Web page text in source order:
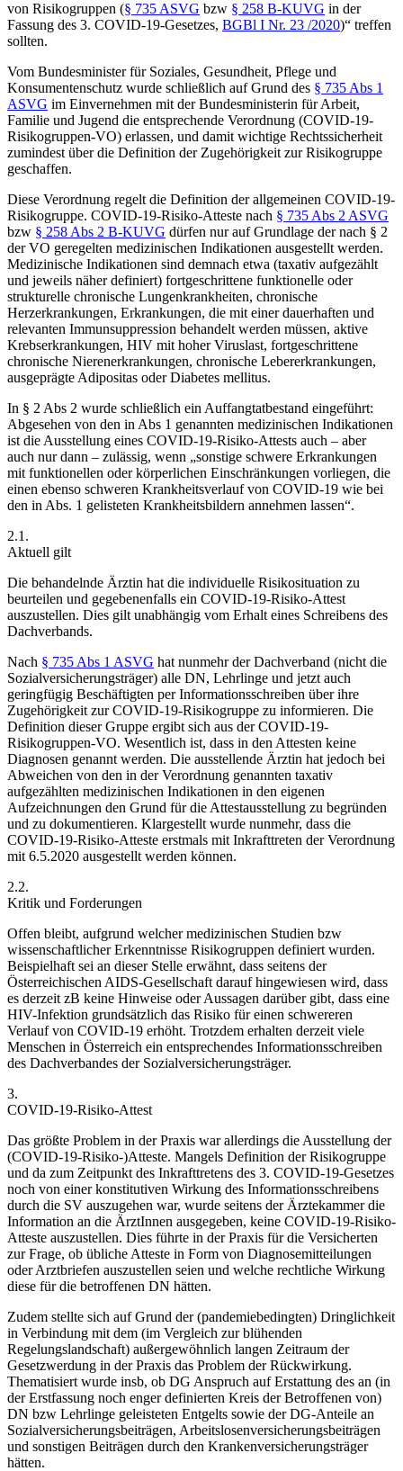
von Risikogruppen (§ 735 ASVG bzw § 258 B-KUVG in der
Fassung des 3. COVID-19-Gesetzes, BGBl I Nr. 23 /2020)“ treffen
sollten.
Vom Bundesminister für Soziales, Gesundheit, Pflege und
Konsumentenschutz wurde schließlich auf Grund des § 735 Abs 1
ASVG im Einvernehmen mit der Bundesministerin für Arbeit,
Familie und Jugend die entsprechende Verordnung (COVID-19-
Risikogruppen-VO) erlassen, und damit wichtige Rechtssicherheit
zumindest über die Definition der Zugehörigkeit zur Risikogruppe
geschaffen.
Diese Verordnung regelt die Definition der allgemeinen COVID-19-
Risikogruppe. COVID-19-Risiko-Atteste nach § 735 Abs 2 ASVG
bzw § 258 Abs 2 B-KUVG dürfen nur auf Grundlage der nach § 2
der VO geregelten medizinischen Indikationen ausgestellt werden.
Medizinische Indikationen sind demnach etwa (taxativ aufgezählt
und jeweils näher definiert) fortgeschrittene funktionelle oder
strukturelle chronische Lungenkrankheiten, chronische
Herzerkrankungen, Erkrankungen, die mit einer dauerhaften und
relevanten Immunsuppression behandelt werden müssen, aktive
Krebserkrankungen, HIV mit hoher Viruslast, fortgeschrittene
chronische Nierenerkrankungen, chronische Lebererkrankungen,
ausgeprägte Adipositas oder Diabetes mellitus.
In § 2 Abs 2 wurde schließlich ein Auffangtatbestand eingeführt:
Abgesehen von den in Abs 1 genannten medizinischen Indikationen
ist die Ausstellung eines COVID-19-Risiko-Attests auch – aber
auch nurdann – zulässig, wenn „sonstige schwere Erkrankungen
mit funktionellen oder körperlichen Einschränkungen vorliegen, die
einen ebenso schweren Krankheitsverlauf von COVID-19 wie bei
den in Abs. 1 gelisteten Krankheitsbildern annehmen lassen“.
2.1.
Aktuell gilt
Die behandelnde Ärztin hat die individuelle Risikosituation zu
beurteilen und gegebenenfalls ein COVID-19-Risiko-Attest
auszustellen. Dies gilt unabhängig vom Erhalt eines Schreibens des
Dachverbands.
Nach § 735 Abs 1 ASVG hat nunmehr der Dachverband (nicht die
Sozialversicherungsträger) alle DN, Lehrlinge und jetzt auch
geringfügig Beschäftigten per Informationsschreiben über ihre
Zugehörigkeit zur COVID-19-Risikogruppe zu informieren. Die
Definition dieser Gruppe ergibt sich aus der COVID-19-
Risikogruppen-VO. Wesentlich ist, dass in den Attesten keine
Diagnosen genannt werden. Die ausstellende Ärztin hat jedoch bei
Abweichen von den in der Verordnung genannten taxativ
aufgezählten medizinischen Indikationen in den eigenen
Aufzeichnungen den Grund für die Attestausstellung zu begründen
und zu dokumentieren. Klargestellt wurde nunmehr, dass die
COVID-19-Risiko-Atteste erstmals mit Inkrafttreten der Verordnung
mit 6.5.2020 ausgestellt werden können.
2.2.
Kritik und Forderungen
Offen bleibt, aufgrund welcher medizinischen Studien bzw
wissenschaftlicher Erkenntnisse Risikogruppen definiert wurden.
Beispielhaft sei an dieser Stelle erwähnt, dass seitens der
Österreichischen AIDS-Gesellschaft darauf hingewiesen wird, dass
es derzeit zB keine Hinweise oder Aussagen darüber gibt, dass eine
HIV-Infektion grundsätzlich das Risiko für einen schwereren
Verlauf von COVID-19 erhöht. Trotzdem erhalten derzeit viele
Menschen in Österreich ein entsprechendes Informationsschreiben
des Dachverbandes der Sozialversicherungsträger.
3.
COVID-19-Risiko-Attest
Das größte Problem in der Praxis war allerdings die Ausstellung der
(COVID-19-Risiko-)Atteste. Mangels Definition der Risikogruppe
und da zum Zeitpunkt des Inkrafttretens des 3. COVID-19-Gesetzes
noch von einer konstitutiven Wirkung des Informationsschreibens
durch die SV auszugehen war, wurde seitens der Ärztekammer die
Information an die ÄrztInnen ausgegeben, keine COVID-19-Risiko-
Atteste auszustellen. Dies führte in der Praxis für die Versicherten
zur Frage, ob übliche Atteste in Form von Diagnosemitteilungen
oder Arztbriefen auszustellen seien und welche rechtliche Wirkung
diese für die betroffenen DN hätten.
Zudem stellte sich auf Grund der (pandemiebedingten) Dringlichkeit
in Verbindung mit dem (im Vergleich zur blühenden
Regelungslandschaft) außergewöhnlich langen Zeitraum der
Gesetzwerdung in der Praxis das Problem der Rückwirkung.
Thematisiert wurde insb, ob DG Anspruch auf Erstattung des an (in
der Erstfassung noch enger definierten Kreis der Betroffenen von)
DN bzw Lehrlinge geleisteten Entgelts sowie der DG-Anteile an
Sozialversicherungsbeiträgen, Arbeitslosenversicherungsbeiträgen
und sonstigen Beiträgen durch den Krankenversicherungsträger
hätten.